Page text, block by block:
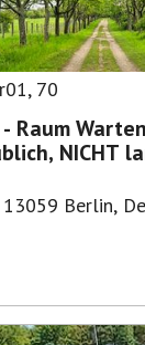
, 70
- Raum
NICHT
13059 Berlin,